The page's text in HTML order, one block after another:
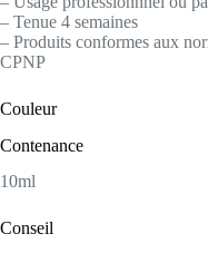
– Tenue 4 semaines
– Produits conformes aux
CPNP
Couleur
Contenance
10ml
Conseil